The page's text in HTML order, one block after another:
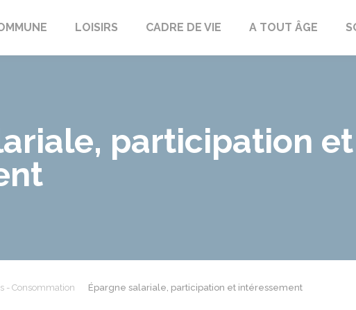
LOISIRS CADRE DE VIE A TOUT ÂGE
participation et
- Consommation Épargne salariale, participation et intéressement